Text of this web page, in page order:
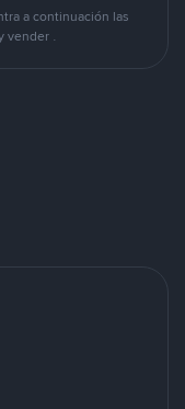
a continuación las
vender .